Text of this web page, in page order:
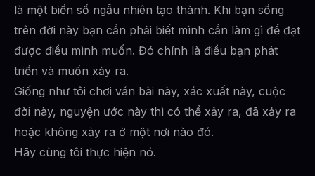
là một biến số ngẫu nhiên tạo thành. Khi bạn sống
trên đời này bạn cần phải biết mình cần làm gì để đạt
được điều mình muốn. Đó chính là điều bạn phát
triển và muốn xảy ra.
Giống như tôi chơi ván bài này, xác xuất này, cuộc
đời này, nguyện ước này thì có thể xảy ra, đã xảy ra
hoặc không xảy ra ở một nơi nào đó.
Hãy cùng tôi thực hiện nó.